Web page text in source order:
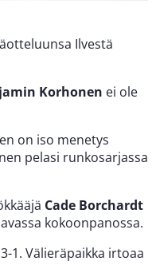
Ilvestä
Korhonen ei ole
on iso menetys
pelasi runkosarjassa
Cade Borchardt
kokoonpanossa.
1. Välieräpaikka irtoaa